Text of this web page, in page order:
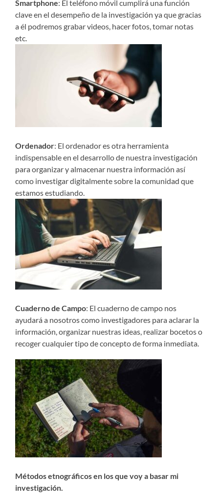
Smartphone: El teléfono móvil cumplirá una función
clave en el desempeño de la investigación ya que gracias
a él podremos grabar videos, hacer fotos, tomar notas
etc.
Ordenador: El ordenador es otra herramienta
indispensable en el desarrollo de nuestra investigación
para organizar y almacenar nuestra información así
como investigar digitalmente sobre la comunidad que
estamos estudiando.
Cuaderno de Campo: El cuaderno de campo nos
ayudará a nosotros como investigadores para aclarar la
información, organizar nuestras ideas, realizar bocetos o
recoger cualquier tipo de concepto de forma inmediata.
Métodos etnográficos en los que voy a basar mi
investigación.